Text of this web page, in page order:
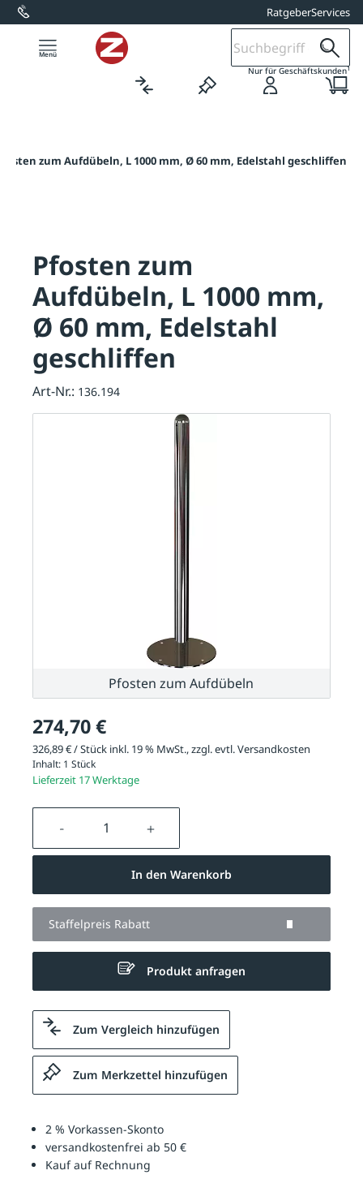
springen RatgeberServices
Nur für Geschäftskunden1
zum Aufdübeln, L 1000 mm, Ø 60 mm, Edelstahl geschliffen
274,70 €
326,89 € / Stück inkl. 19 % MwSt., zzgl. evtl.Versandkosten
Inhalt: 1 Stück
Lieferzeit 17 Werktage
Produkt Anzahl: Gib den
In den Warenkorb
Staffelpreis Rabatt
Produkt anfragen
Zum Vergleich hinzufügen
Zum Merkzettel hinzufügen
2 % Vorkassen-Skonto
versandkostenfrei ab 50 €
Kauf auf Rechnung
Pfosten zum
Aufdübeln, L 1000 mm,
Ø 60 mm, Edelstahl
geschliffen
Art-Nr.: 136.194
Pfosten zum Aufdübeln